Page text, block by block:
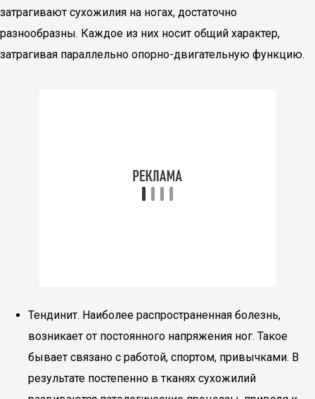
затрагивают сухожилия на ногах, достаточно
разнообразны. Каждое из них носит общий характер,
затрагивая параллельно опорно-двигательную функцию.
Тендинит. Наиболее распространенная болезнь,
возникает от постоянного напряжения ног. Такое
бывает связано с работой, спортом, привычками. В
результате постепенно в тканях сухожилий